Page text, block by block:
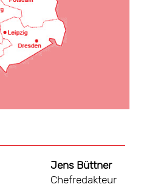
Jens Büttner
Chefredakteur